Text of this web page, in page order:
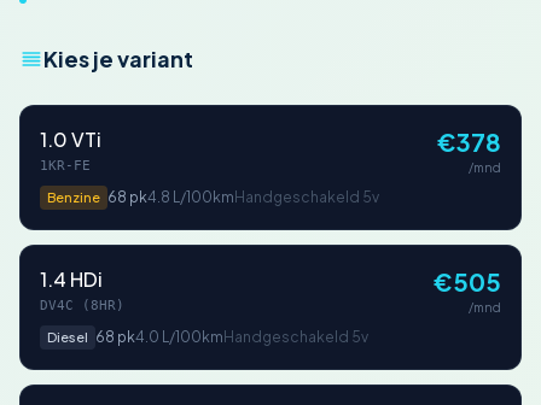
Kies je variant
1.0 VTi
1KR-FE
Benzine 68 pk4.8 L/100km Handgeschakeld 5v
€378
/mnd
1.4 HDi
DV4C (8HR)
Diesel
68 pk4.0 L/100km Handgeschakeld 5v
€505
/mnd